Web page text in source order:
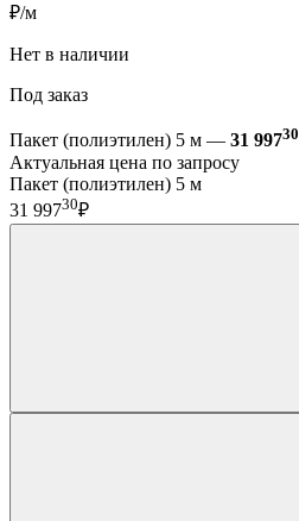
₽/м
Нет в наличии
Под заказ
Пакет (полиэтилен) 5 м — 31 99730
Актуальная цена по запросу
Пакет (полиэтилен) 5 м
31 99730₽